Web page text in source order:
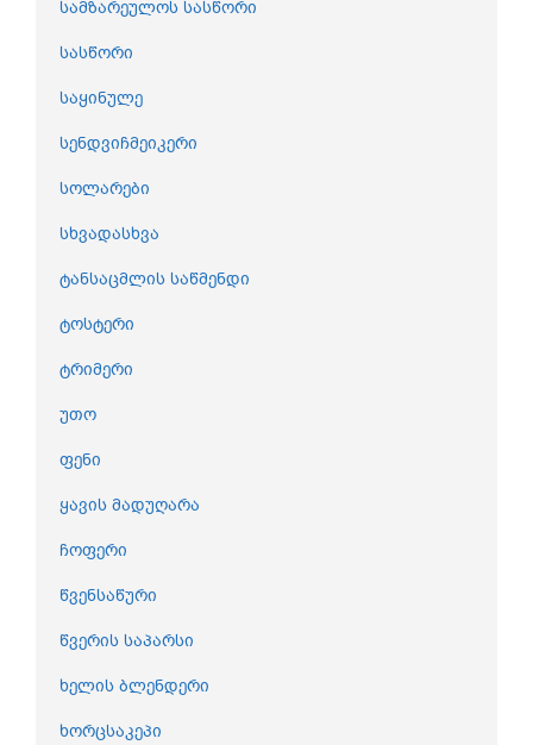
სამზარეულოს სასწორი
სასწორი
საყინულე
სენდვიჩმეიკერი
სოლარები
სხვადასხვა
ტანსაცმლის საწმენდი
ტოსტერი
ტრიმერი
უთო
ფენი
ყავის მადუღარა
ჩოფერი
წვენსაწური
წვერის საპარსი
ხელის ბლენდერი
ხორცსაკეპი